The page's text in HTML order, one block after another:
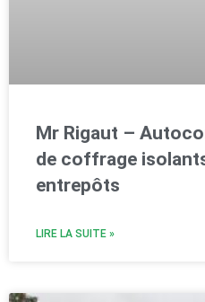
Mr Rigaut –
de coffrage
entrepôts
LIRE LA SUITE »